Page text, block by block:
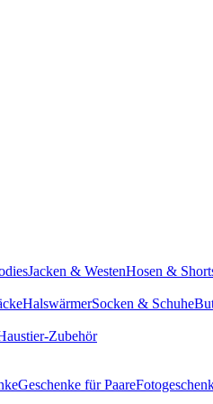
Jacken & WestenHosen &
HalswärmerSocken & Schuhe
Zubehör
Geschenke für Paare